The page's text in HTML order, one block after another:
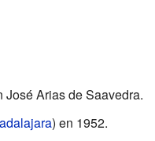
Arias de Saavedra.
) en 1952.